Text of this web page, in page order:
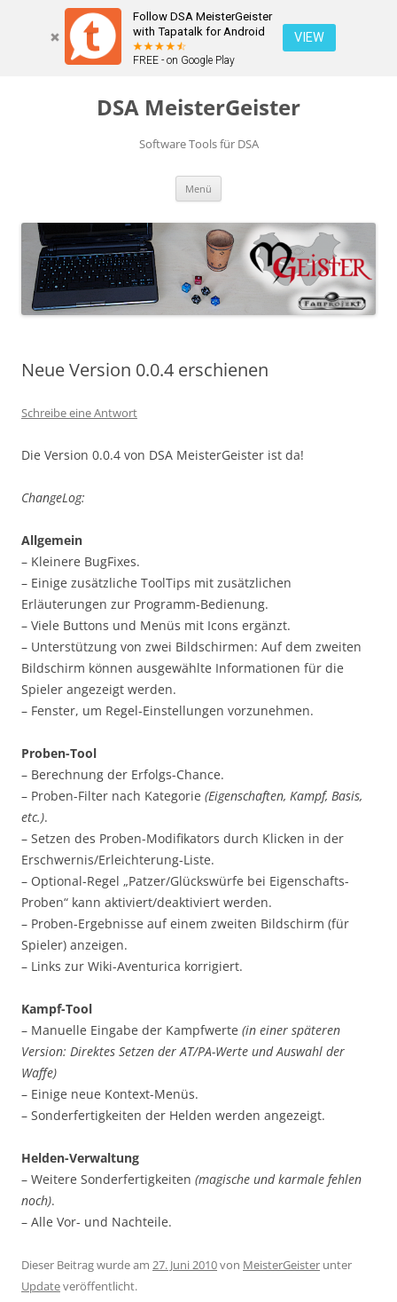
Follow DSA MeisterGeister
with Tapatalk for Android
FREE - on Google Play
VIEW
DSA MeisterGeister
Software Tools für DSA
Menü
Neue Version 0.0.4 erschienen
Schreibe eine Antwort
Die Version 0.0.4 von DSA MeisterGeister ist da!
ChangeLog:
Allgemein
– Kleinere BugFixes.
– Einige zusätzliche ToolTips mit zusätzlichen
Erläuterungen zur Programm-Bedienung.
– Viele Buttons und Menüs mit Icons ergänzt.
– Unterstützung von zwei Bildschirmen: Auf dem zweiten
Bildschirm können ausgewählte Informationen für die
Spieler angezeigt werden.
– Fenster, um Regel-Einstellungen vorzunehmen.
Proben-Tool
– Berechnung der Erfolgs-Chance.
– Proben-Filter nach Kategorie (Eigenschaften, Kampf, Basis,
etc.).
– Setzen des Proben-Modifikators durch Klicken in der
Erschwernis/Erleichterung-Liste.
– Optional-Regel „Patzer/Glückswürfe bei Eigenschafts-
Proben“ kann aktiviert/deaktiviert werden.
– Proben-Ergebnisse auf einem zweiten Bildschirm (für
Spieler) anzeigen.
– Links zur Wiki-Aventurica korrigiert.
Kampf-Tool
– Manuelle Eingabe der Kampfwerte (in einer späteren
Version: Direktes Setzen der AT/PA-Werte und Auswahl der
Waffe)
– Einige neue Kontext-Menüs.
– Sonderfertigkeiten der Helden werden angezeigt.
Helden-Verwaltung
– Weitere Sonderfertigkeiten (magische und karmale fehlen
noch).
– Alle Vor- und Nachteile.
Dieser Beitrag wurde am 27. Juni 2010von MeisterGeister unter
Updateveröffentlicht.